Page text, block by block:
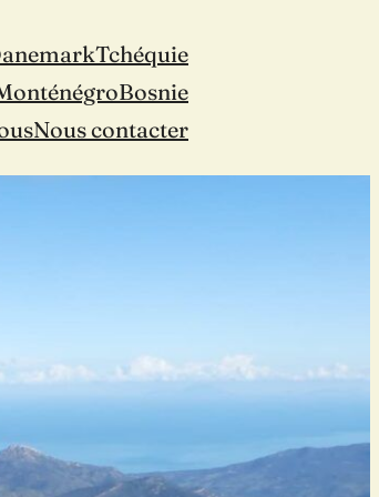
Tchéquie
Bosnie
Nous contacter